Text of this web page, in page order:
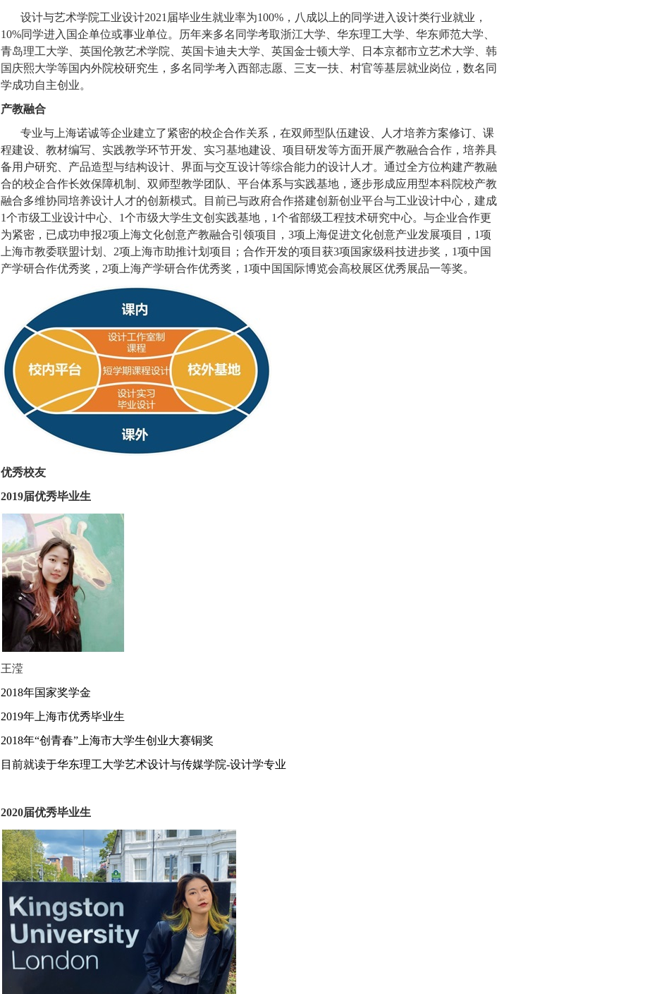
设计与艺术学院工业设计2021 届毕业生就业率为100% ，八成以上的同学进入设计类行业就业，
10%同学进入国企单位或事业单位。 历年来多名同学考取浙江大学、华东理工大学、华东师范大学、
青岛理工大学、英国伦敦艺术学院、英国卡迪夫大学、英国金士顿大学、日本京都市立艺术大学、韩
国庆熙大学等国内外院校研究生，多名同学考入西部志愿、三支一扶、村官等基层就业岗位，数名同
学成功自主创业。
产教融合
专业与上海诺诚等企业建立了紧密的校企合作关系，在双师型队伍建设、人才培养方案修订、课
程建设、教材编写、实践教学环节开发、实习基地建设、项目研发等方面开展产教融合合作，培养具
备用户研究、产品造型与结构设计、界面与交互设计等综合能力的设计人才。通过全方位构建产教融
合的校企合作长效保障机制、双师型教学团队、平台体系与实践基地，逐步形成应用型本科院校产教
融合多维协同培养设计人才的创新模式。目前已与政府合作搭建创新创业平台与工业设计中心，建成
1个市级工业设计中心、 1个市级大学生文创实践基地， 1个省部级工程技术研究中心。与企业合作更
为紧密，已成功申报2项上海文化创意产教融合引领项目，3项上海促进文化创意产业发展项目， 1项
上海市教委联盟计划、 2项上海市助推计划项目；合作开发的项目获3项国家级科技进步奖， 1项中国
产学研合作优秀奖， 2项上海产学研合作优秀奖， 1项中国国际博览会高校展区优秀展品一等奖。
优秀校友
2019届优秀毕业生
王滢
2018年国家奖学金
2019年上海市优秀毕业生
2018年“创青春” 上海市大学生创业大赛铜奖
目前就读于华东理工大学艺术设计与传媒学院-设计学专业
2020届优秀毕业生